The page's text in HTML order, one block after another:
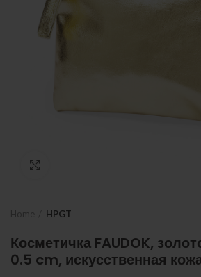
HPGT
Косметичка FAUDOK,
0.5 cm, искусственная